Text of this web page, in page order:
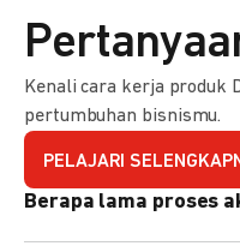
Kenali cara kerja produk
pertumbuhan bisnismu.
PELAJARI
Berapa lama proses